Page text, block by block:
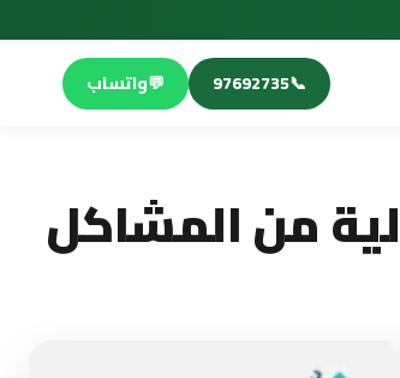
📞
97692735
💬واتساب
من المشاكل